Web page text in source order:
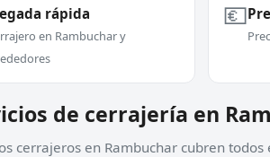
rápida
en Rambuchar y
💶
de cerrajería en
cerrajeros en Rambuchar cubren